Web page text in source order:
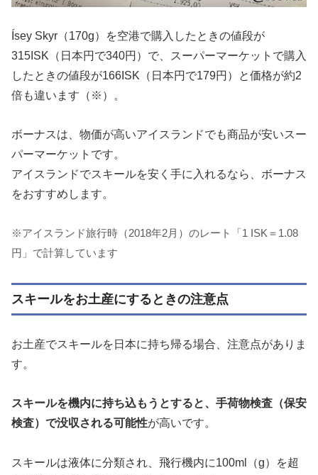
Ísey Skyr（170g）を空港で購入したときの値段が
315ISK（日本円で340円）で、スーパーマーケットで購入
したときの値段が166ISK（日本円で179円）と価格が約2
倍も違います（※）。
ボーナスは、物価が高いアイスランドでも商品が安いスー
パーマーケットです。
アイスランドでスキールを安く手に入れるなら、ボーナス
をおすすめします。
※アイスランド旅行時（2018年2月）のレート「1 ISK＝1.08
円」で計算しています
スキールをお土産にするときの注意点
お土産でスキールを日本に持ち帰る場合、注意点がありま
す。
スキールを機内に持ち込もうとすると、手荷物検査（保安
検査）で没収される可能性が高いです。
スキールは液体に分類され、飛行機内に100ml（g）を超